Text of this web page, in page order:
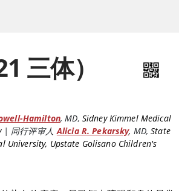
三体）
Hamilton,MD, Sidney Kimmel Medical
| 同行评审人 Alicia R. Pekarsky, MD,State
University, Upstate Golisano Children's